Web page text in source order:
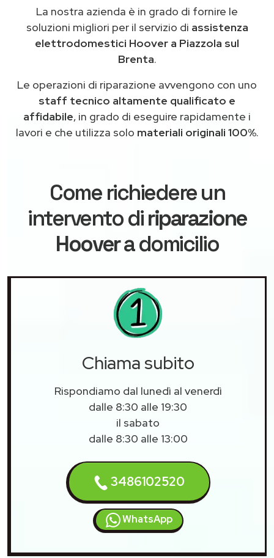
La nostra azienda è in grado di fornire le
soluzioni migliori per il servizio di assistenza
elettrodomestici Hoover a Piazzola sul
Brenta.
Le operazioni di riparazione avvengono con uno
staff tecnico altamente qualificato e
affidabile, in grado di eseguire rapidamente i
lavori e che utilizza solo materiali originali 100%.
Come richiedere un
intervento diriparazione
Hoovera domicilio
Chiama subito
Rispondiamo dal lunedì al venerdì
dalle 8:30 alle 19:30
il sabato
dalle 8:30 alle 13:00
3486102520
WhatsApp